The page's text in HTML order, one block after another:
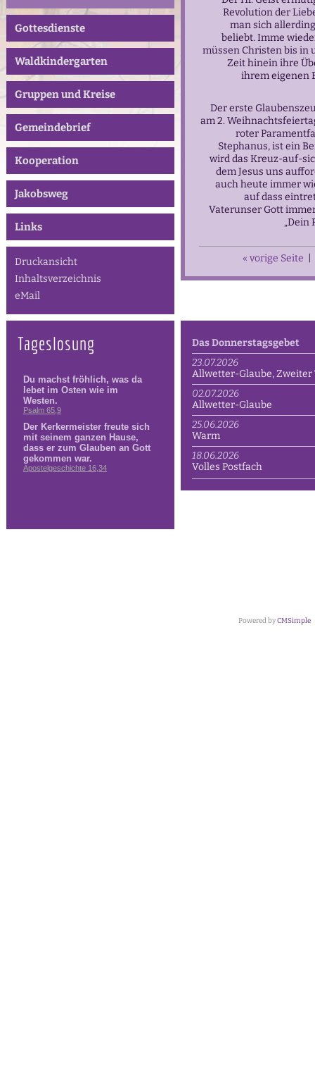
Gottesdienste
Waldkindergarten
Gruppen und Kreise
Gemeindebrief
Kooperation
Jakobsweg
Links
Druckansicht
Inhaltsverzeichnis
eMail
Revolution der
man sich
beliebt. Imme
müssen Christen bis in
Zeit hinein ihre
ihrem eigenen
Der erste
am 2.
roter
Stephanus, ist ein
wird das Kreuz-auf-
dem Jesus uns
auch heute immer
auf dass
Vaterunser Gott
„Dein
« vorige Seite
Tageslosung
Das Donnerstagsgebet
23.07.2026
Allwetter-Glaube, Zweiter
02.07.2026
Allwetter-Glaube
25.06.2026
Warm
18.06.2026
Volles Postfach
Powered byCMSimple